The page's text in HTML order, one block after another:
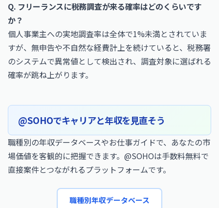
Q. フリーランスに税務調査が来る確率はどのくらいです
か？
個人事業主への実地調査率は全体で1%未満とされていま
すが、無申告や不自然な経費計上を続けていると、税務署
のシステムで異常値として検出され、調査対象に選ばれる
確率が跳ね上がります。
@SOHOでキャリアと年収を見直そう
職種別の年収データベースやお仕事ガイドで、あなたの市
場価値を客観的に把握できます。@SOHOは手数料無料で
直接案件とつながれるプラットフォームです。
職種別年収データベース